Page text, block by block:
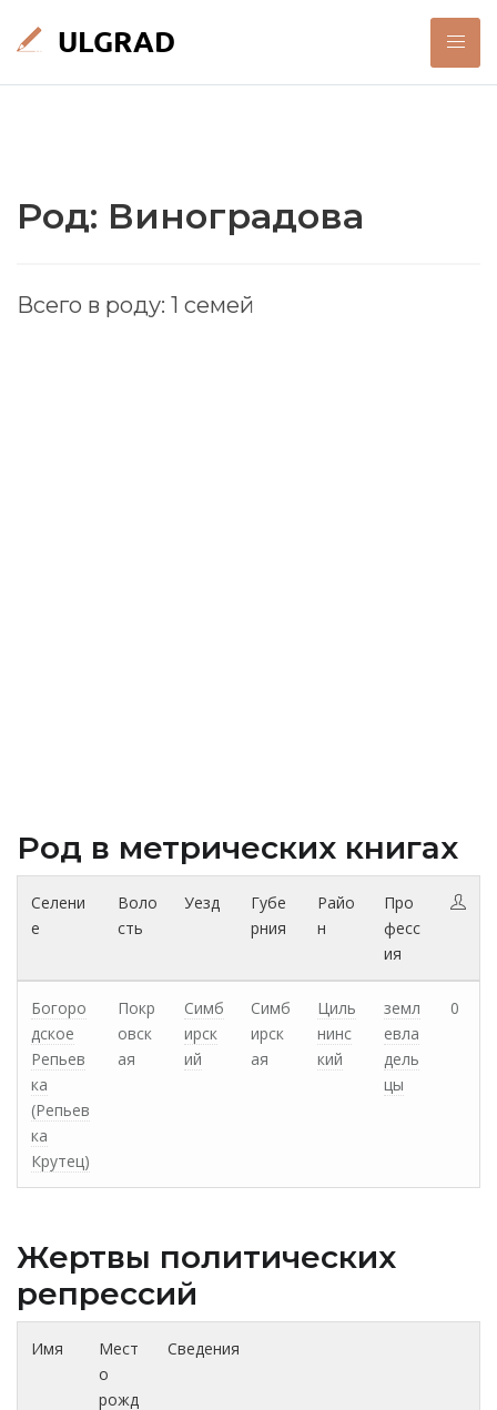
Род: Виноградова
Всего в роду: 1 семей
Род в метрических книгах
Селени
е
Воло
сть
Уезд
Губе
рния
Райо
н
Про
фесс
ия
Богоро
дское
Репьев
ка
(Репьев
ка
Крутец)
Покр
овск
ая
Симб
ирск
ий
Симб
ирск
ая
Циль
нинс
кий
земл
евла
дель
цы
0
Жертвы политических
репрессий
Имя
Мест
о
рожд
Сведения